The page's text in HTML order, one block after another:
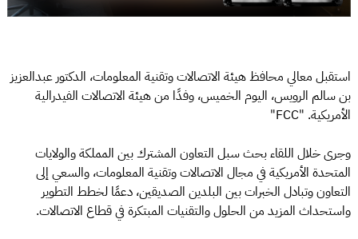
استقبل معالي محافظ هيئة الاتصالات وتقنية المعلومات، الدكتور عبدالعزيز
بن سالم الرويس، اليوم الخميس، وفدًا من هيئة الاتصالات الفيدرالية
الأمريكية. "FCC"
وجرى خلال اللقاء بحث سبل التعاون المشترك بين المملكة والولايات
المتحدة الأمريكية في مجال الاتصالات وتقنية المعلومات، والسعي إلى
التعاون وتبادل الخبرات بين البلدين الصديقين، دعمًا لخطط التطوير
واستحداث المزيد من الحلول والتقنيات المبتكرة في قطاع الاتصالات.